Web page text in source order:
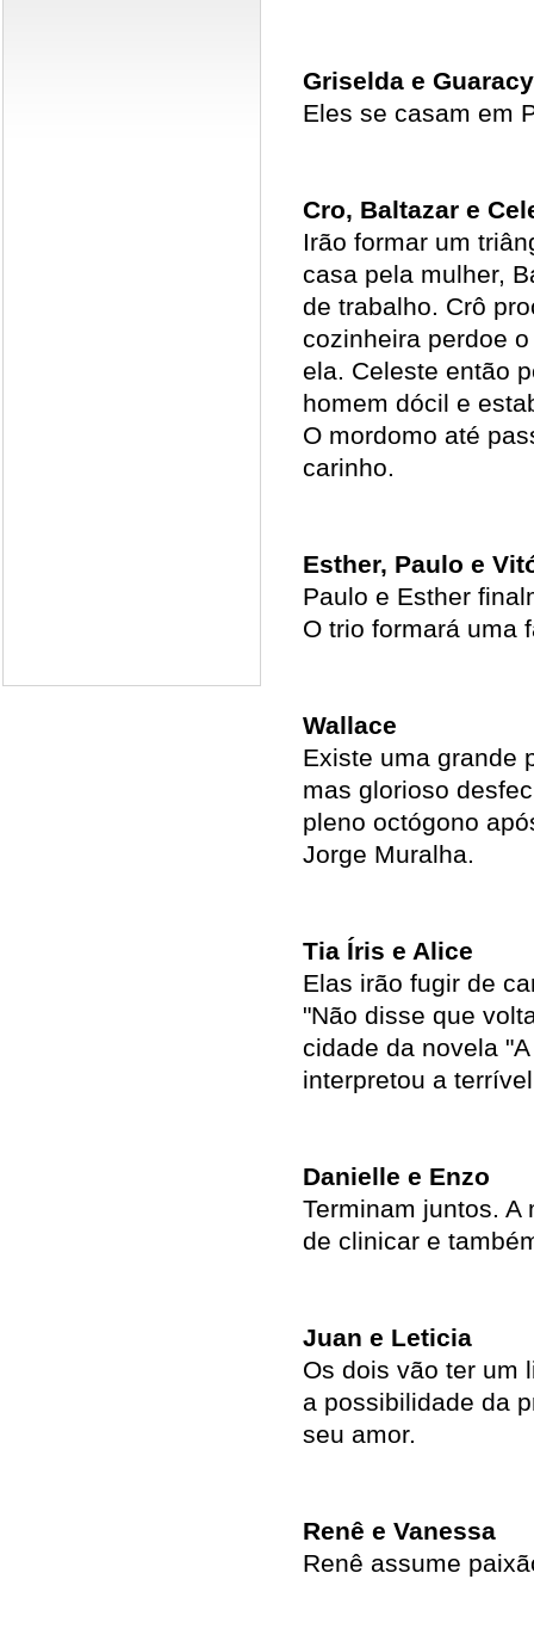
Griselda e Guaracy
Eles se casam em
Cro, Baltazar e
Irão formar um
casa pela mulher,
de trabalho. Crô
cozinheira perdoe
ela. Celeste então
homem dócil e
O mordomo até
carinho.
Esther, Paulo e
Paulo e Esther
O trio formará uma
Wallace
Existe uma grande
mas glorioso
pleno octógono
Jorge Muralha.
Tia Íris e Alice
Elas irão fugir de
"Não disse que
cidade da novela
interpretou a
Danielle e Enzo
Terminam juntos.
de clinicar e
Juan e Leticia
Os dois vão ter um
a possibilidade da
seu amor.
Renê e Vanessa
Renê assume